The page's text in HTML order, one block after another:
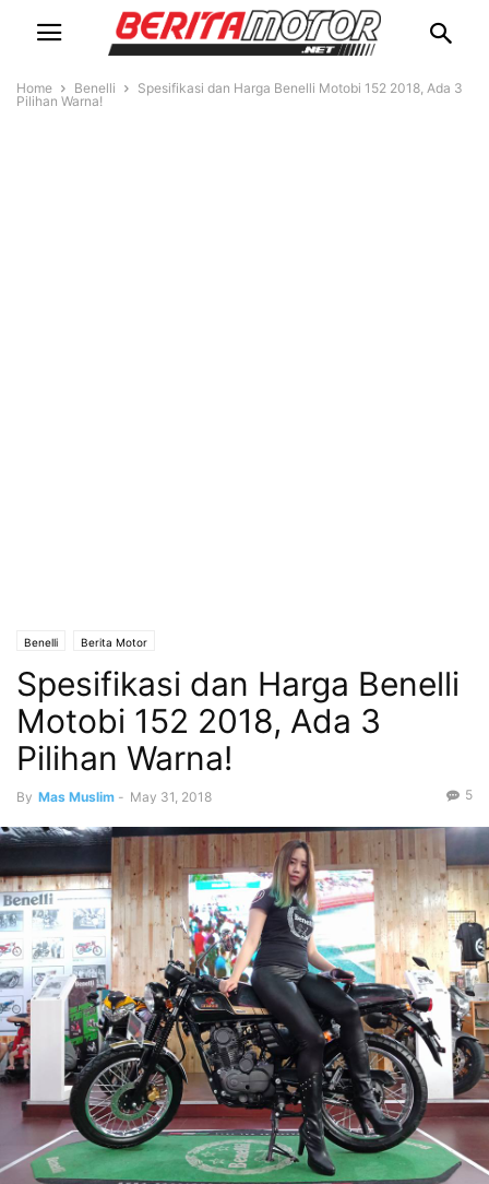
Home Benelli
Spesifikasi dan Harga Benelli Motobi 152 2018, Ada 3
Pilihan Warna!
Benelli Berita Motor
Spesifikasi dan Harga Benelli
Motobi 152 2018, Ada 3
Pilihan Warna!
By Mas Muslim - May 31, 2018 5